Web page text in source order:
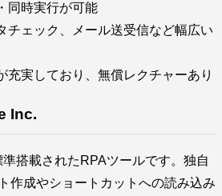
同時実行が可能
チェック、メール送受信など幅広い
充実しており、無償レクチャーあり
Inc.
搭載されたRPAツールです。独自
作成やショートカットへの読み込み